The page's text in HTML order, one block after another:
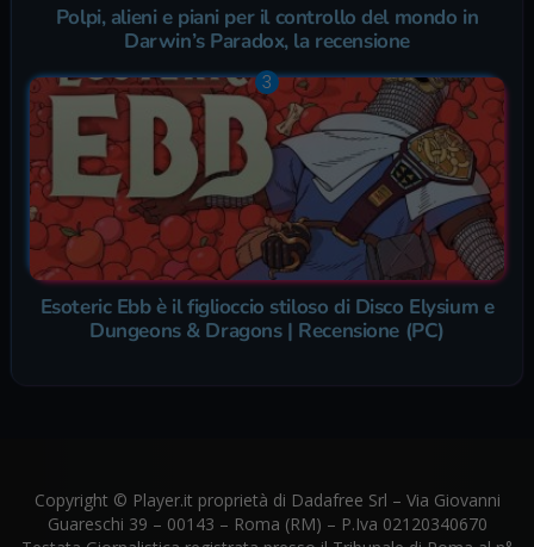
Polpi, alieni e piani per il controllo del mondo in
Darwin’s Paradox, la recensione
Esoteric Ebb è il figlioccio stiloso di Disco Elysium e
Dungeons & Dragons | Recensione (PC)
Copyright © Player.it proprietà di Dadafree Srl – Via Giovanni
Guareschi 39 – 00143 – Roma (RM) – P.Iva 02120340670